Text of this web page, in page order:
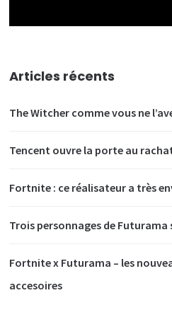
Articles récents
The Witcher comme vous ne
Tencent ouvre la porte au
Fortnite : ce réalisateur a très
Trois personnages de
Fortnite x Futurama – les
accesoires